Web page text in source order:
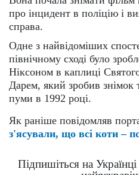
про інцидент в поліцію і
справа.
Одне з найвідоміших
північному сході було
Ніксоном в каплиці
Дарем, який зробив знімок
пуми в 1992 році.
Як раніше повідомляв
з'ясували, що всі коти –
Підпишіться на